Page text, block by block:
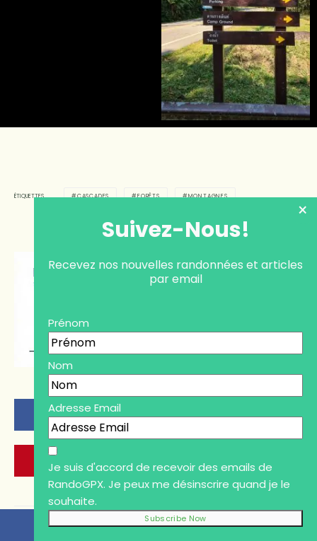
ÉTIQUETTES CASCADES FORÊTS MONTAGNES
PARTAGER TWEETER
EPINGLER
Similaire
Suivez-Nous!
Recevez nos nouvelles randonnées et articles
par email
Prénom
Nom
Adresse Email
Je suis d'accord de recevoir des emails de
RandoGPX. Je peux me désinscrire quand je le
souhaite.
×